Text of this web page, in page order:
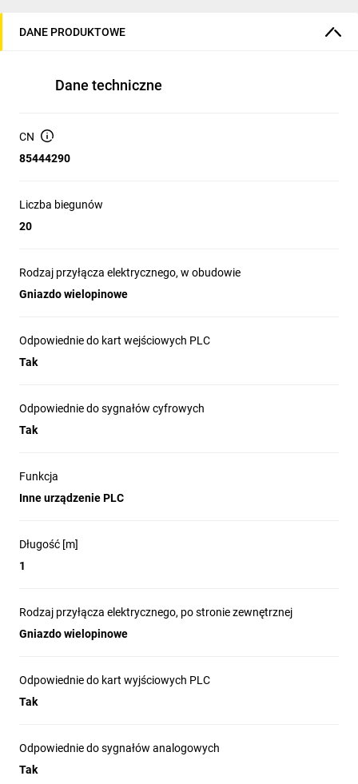
DANE PRODUKTOWE
Dane techniczne
CN
85444290
Liczba biegunów
20
Rodzaj przyłącza elektrycznego, w obudowie
Gniazdo wielopinowe
Odpowiednie do kart wejściowych PLC
Tak
Odpowiednie do sygnałów cyfrowych
Tak
Funkcja
Inne urządzenie PLC
Długość [m]
1
Rodzaj przyłącza elektrycznego, po stronie zewnętrznej
Gniazdo wielopinowe
Odpowiednie do kart wyjściowych PLC
Tak
Odpowiednie do sygnałów analogowych
Tak